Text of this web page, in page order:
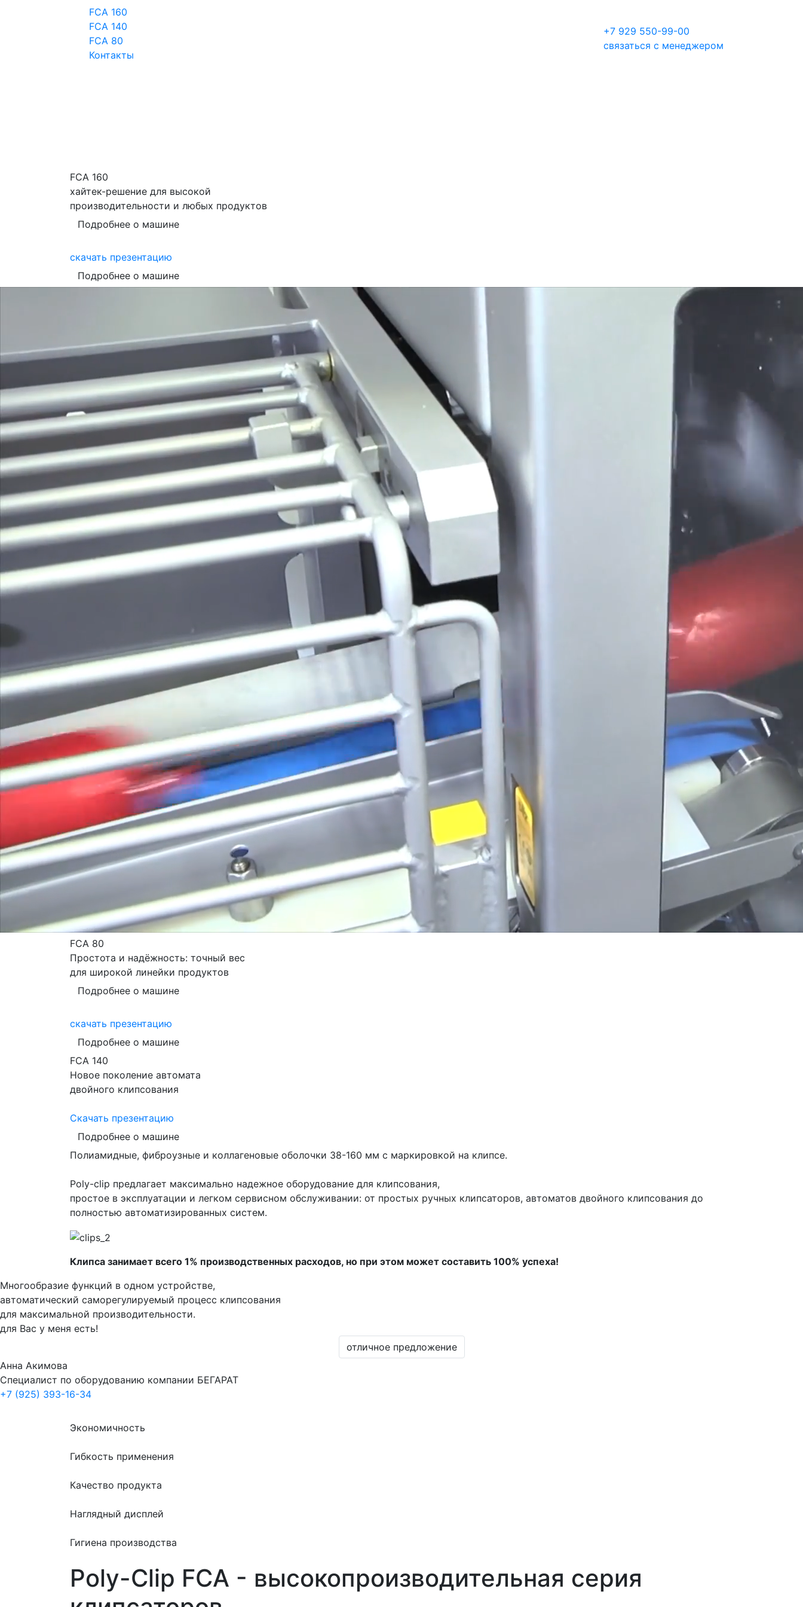
FCA 160
FCA 140
FCA 80
Контакты
+7 929 550-99-00
связаться с менеджером
FCA 160
хайтек-решение для высокой
производительности и любых продуктов
Подробнее о машине
скачать презентацию
Подробнее о машине
FCA 80
Простота и надёжность: точный вес
для широкой линейки продуктов
Подробнее о машине
скачать презентацию
Подробнее о машине
FCA 140
Новое поколение автомата
двойного клипсования
Скачать презентацию
Подробнее о машине
Полиамидные, фиброузные и коллагеновые оболочки 38-160 мм с маркировкой на клипсе.
Poly-clip предлагает максимально надежное оборудование для клипсования,
простое в эксплуатации и легком сервисном обслуживании: от простых ручных клипсаторов, автоматов двойного клипсования до
полностью автоматизированных систем.
Клипса занимает всего 1% производственных расходов, но при этом может составить 100% успеха!
Многообразие функций в одном устройстве,
автоматический саморегулируемый процесс клипсования
для максимальной производительности.
для Вас у меня есть!
отличное предложение
Анна Акимова
Специалист по оборудованию компании БЕГАРАТ
+7 (925) 393-16-34
Экономичность
Гибкость применения
Качество продукта
Наглядный дисплей
Гигиена производства
Poly-Clip FCA - высокопроизводительная серия